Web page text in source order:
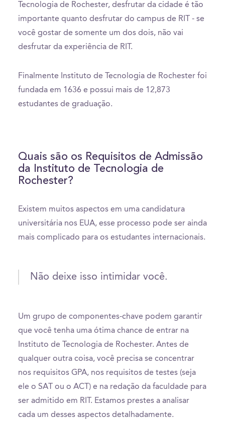
Tecnologia de Rochester, desfrutar da cidade é tão
importante quanto desfrutar do campus de RIT - se
você gostar de somente um dos dois, não vai
desfrutar da experiência de RIT.
Finalmente Instituto de Tecnologia de Rochester foi
fundada em 1636 e possui mais de 12,873
estudantes de graduação.
Quais são os Requisitos de Admissão
da Instituto de Tecnologia de
Rochester?
Existem muitos aspectos em uma candidatura
universitária nos EUA, esse processo pode ser ainda
mais complicado para os estudantes internacionais.
Não deixe isso intimidar você.
Um grupo de componentes-chave podem garantir
que você tenha uma ótima chance de entrar na
Instituto de Tecnologia de Rochester. Antes de
qualquer outra coisa, você precisa se concentrar
nos requisitos GPA, nos requisitos de testes (seja
ele o SAT ou o ACT) e na redação da faculdade para
ser admitido em RIT. Estamos prestes a analisar
cada um desses aspectos detalhadamente.